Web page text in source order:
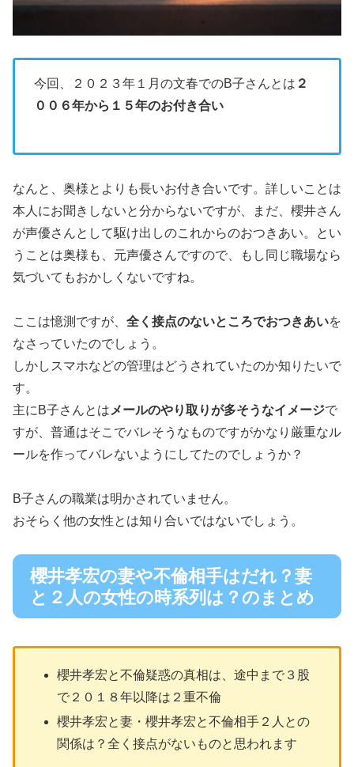
今回、２０２３年１月の文春でのB子さんとは ２
００６年から１５年のお付き合い
なんと、奥様とよりも長いお付き合いです。詳しいことは
本人にお聞きしないと分からないですが、まだ、櫻井さん
が声優さんとして駆け出しのこれからのおつきあい。とい
うことは奥様も、元声優さんですので、もし同じ職場なら
気づいてもおかしくないですね。
ここは憶測ですが、 全く接点のないところでおつきあいを
なさっていたのでしょう。
しかしスマホなどの管理はどうされていたのか知りたいで
す。
主にB子さんとは メールのやり取りが多そうなイメージで
すが、普通はそこでバレそうなものですがかなり厳重なル
ールを作ってバレないようにしてたのでしょうか？
B子さんの職業は明かされていません。
おそらく他の女性とは知り合いではないでしょう。
櫻井孝宏の妻や不倫相手はだれ？妻
と２人の女性の時系列は？のまとめ
櫻井孝宏と不倫疑惑の真相は、途中まで３股
で２０１８年以降は２重不倫
櫻井孝宏と妻・櫻井孝宏と不倫相手２人との
関係は？全く接点がないものと思われます